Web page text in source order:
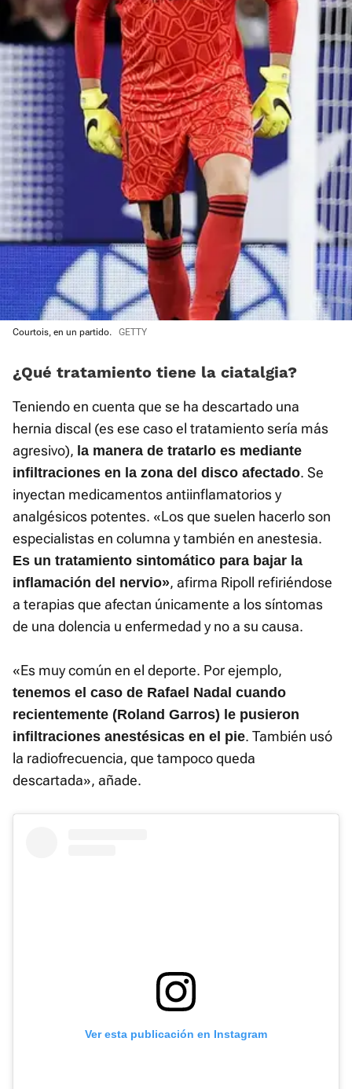
Courtois, en un partido. GETTY
¿Qué tratamiento tiene la ciatalgia?
Teniendo en cuenta que se ha descartado una
hernia discal (es ese caso el tratamiento sería más
agresivo), la manera de tratarlo es mediante
infiltraciones en la zona del disco afectado. Se
inyectan medicamentos antiinflamatorios y
analgésicos potentes. «Los que suelen hacerlo son
especialistas en columna y también en anestesia.
Es un tratamiento sintomático para bajar la
inflamación del nervio», afirma Ripoll refiriéndose
a terapias que afectan únicamente a los síntomas
de una dolencia u enfermedad y no a su causa.
«Es muy común en el deporte. Por ejemplo,
tenemos el caso de Rafael Nadal cuando
recientemente (Roland Garros) le pusieron
infiltraciones anestésicas en el pie. También usó
la radiofrecuencia, que tampoco queda
descartada», añade.
Ver esta publicación en Instagram